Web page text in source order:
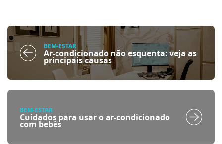
BEM-ESTAR
Ar-condicionado não esquenta: veja as
principais causas
BEM-ESTAR
Cuidados para usar o ar-condicionado
com bebês